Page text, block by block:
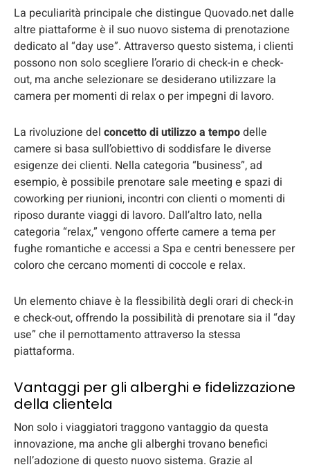
La peculiarità principale che distingue Quovado.net dalle
altre piattaforme è il suo nuovo sistema di prenotazione
dedicato al “day use”. Attraverso questo sistema, i clienti
possono non solo scegliere l’orario di check-in e check-
out, ma anche selezionare se desiderano utilizzare la
camera per momenti di relax o per impegni di lavoro.
La rivoluzione del concetto di utilizzo a tempodelle
camere si basa sull’obiettivo di soddisfare le diverse
esigenze dei clienti. Nella categoria “business”, ad
esempio, è possibile prenotare sale meeting e spazi di
coworking per riunioni, incontri con clienti o momenti di
riposo durante viaggi di lavoro. Dall’altro lato, nella
categoria “relax,” vengono offerte camere a tema per
fughe romantiche e accessi a Spa e centri benessere per
coloro che cercano momenti di coccole e relax.
Un elemento chiave è la flessibilità degli orari di check-in
e check-out, offrendo la possibilità di prenotare sia il “day
use” che il pernottamento attraverso la stessa
piattaforma.
Vantaggi per gli alberghi e fidelizzazione
della clientela
Non solo i viaggiatori traggono vantaggio da questa
innovazione, ma anche gli alberghi trovano benefici
nell’adozione di questo nuovo sistema. Grazie al